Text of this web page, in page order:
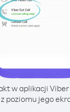
w aplikacji
poziomu jego